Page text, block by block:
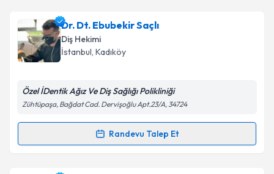
Takvim Talebini Gönder
Dt. Büşra Kayışiçin randevu takvimi talebi oluşturun.
Size bu uzmandan randevu almanız için bir takvim
hazırlandığında e-posta ile bilgilendireceğiz.
Kişisel verilerimin işlenmesine ilişkin
Metni'ni okudum ve kişisel verilerimin belirtilen
Dr. Dt. Ebubekir Saçlı
Diş Hekimi
İstanbul, Kadıköy
Özel İDentik Ağız Ve Diş Sağlığı Polikliniği
Zühtüpaşa, Bağdat Cad. Dervişoğlu Apt.23/A, 34724
Randevu Talep Et
Randevu Takvimi Talebi